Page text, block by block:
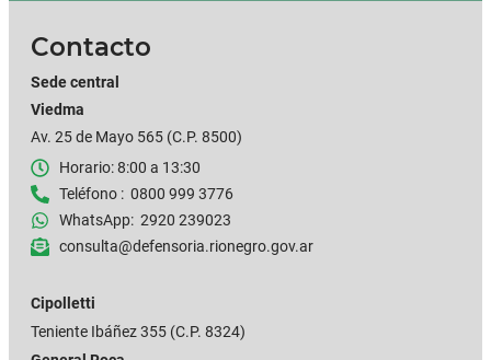
Contacto
Sede central
Viedma
Av. 25 de Mayo 565 (C.P. 8500)
Horario: 8:00 a 13:30
Teléfono : 0800 999 3776
WhatsApp: 2920 239023
consulta@defensoria.rionegro.gov.ar
Cipolletti
Teniente Ibáñez 355 (C.P. 8324)